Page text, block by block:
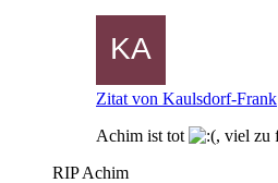
Zitat von Kaulsdorf-Frank
Achim ist tot
, viel zu
RIP Achim